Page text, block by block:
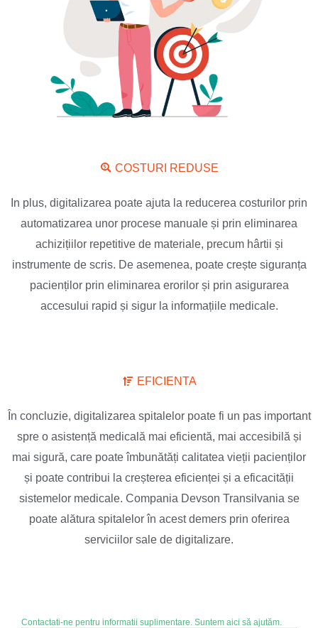
COSTURI REDUSE
In plus, digitalizarea poate ajuta la reducerea costurilor prin
automatizarea unor procese manuale și prin eliminarea
achizițiilor repetitive de materiale, precum hârtii și
instrumente de scris. De asemenea, poate crește siguranța
pacienților prin eliminarea erorilor și prin asigurarea
accesului rapid și sigur la informațiile medicale.
EFICIENTA
În concluzie, digitalizarea spitalelor poate fi un pas important
spre o asistență medicală mai eficientă, mai accesibilă și
mai sigură, care poate îmbunătăți calitatea vieții pacienților
și poate contribui la creșterea eficienței și a eficacității
sistemelor medicale. Compania Devson Transilvania se
poate alătura spitalelor în acest demers prin oferirea
serviciilor sale de digitalizare.
Contactati-ne pentru informatii suplimentare. Suntem aici să ajutăm.